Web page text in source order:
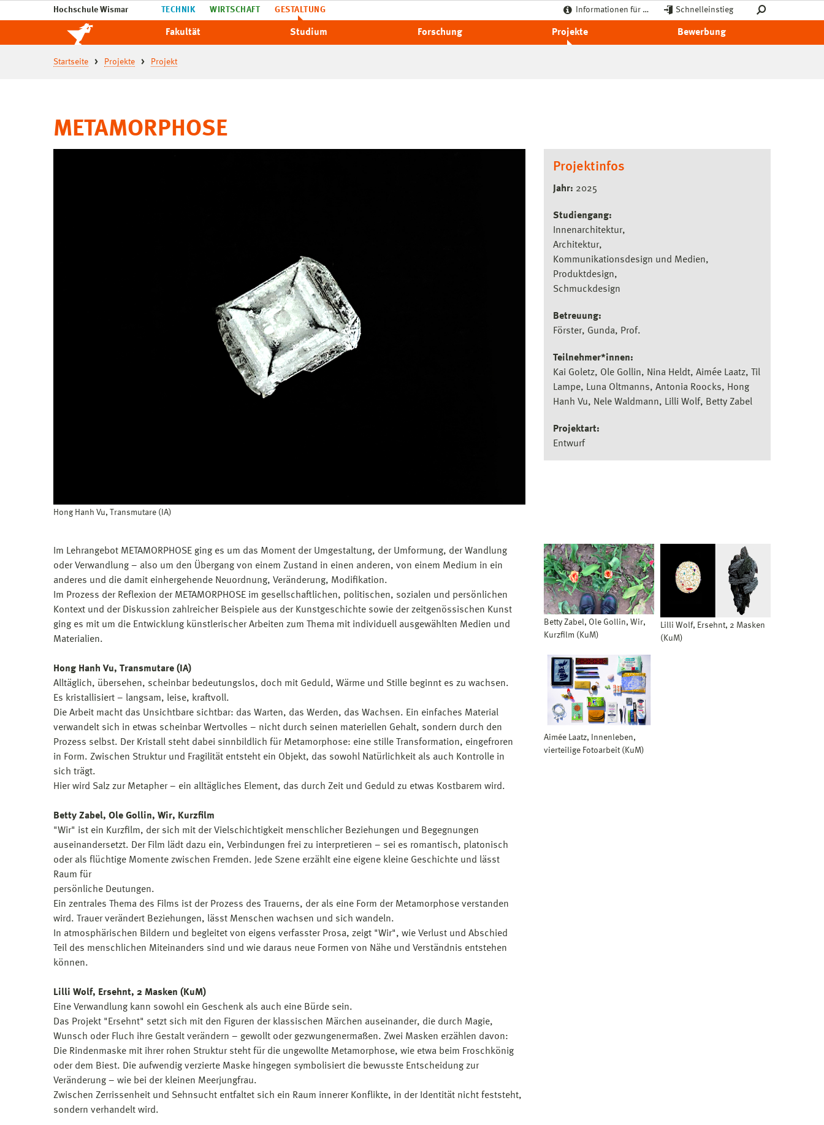
Hochschule Wismar TECHNIK WIRTSCHAFT GESTALTUNG Informationen für … Schnelleinstieg
Fakultät Studium Forschung Projekte Bewerbung
Startseite Projekte Projekt
METAMORPHOSE
Hong Hanh Vu, Transmutare (IA)
Projektinfos
Jahr: 2025
Studiengang:
Innenarchitektur
Architektur
Kommunikationsdesign und Medien
Produktdesign
Schmuckdesign
Betreuung:
Förster, Gunda, Prof.
Teilnehmer*innen:
Kai Goletz, Ole Gollin, Nina Heldt, Aimée Laatz, Til
Lampe, Luna Oltmanns, Antonia Roocks, Hong
Hanh Vu, Nele Waldmann, Lilli Wolf, Betty Zabel
Projektart:
Entwurf
Im Lehrangebot METAMORPHOSE ging es um das Moment der Umgestaltung, der Umformung, der Wandlung
oder Verwandlung – also um den Übergang von einem Zustand in einen anderen, von einem Medium in ein
anderes und die damit einhergehende Neuordnung, Veränderung, Modifikation.
Im Prozess der Reflexion der METAMORPHOSE im gesellschaftlichen, politischen, sozialen und persönlichen
Kontext und der Diskussion zahlreicher Beispiele aus der Kunstgeschichte sowie der zeitgenössischen Kunst
ging es mit um die Entwicklung künstlerischer Arbeiten zum Thema mit individuell ausgewählten Medien und
Materialien.
Hong Hanh Vu, Transmutare (IA)
Alltäglich, übersehen, scheinbar bedeutungslos, doch mit Geduld, Wärme und Stille beginnt es zu wachsen.
Es kristallisiert – langsam, leise, kraftvoll.
Die Arbeit macht das Unsichtbare sichtbar: das Warten, das Werden, das Wachsen. Ein einfaches Material
verwandelt sich in etwas scheinbar Wertvolles – nicht durch seinen materiellen Gehalt, sondern durch den
Prozess selbst. Der Kristall steht dabei sinnbildlich für Metamorphose: eine stille Transformation, eingefroren
in Form. Zwischen Struktur und Fragilität entsteht ein Objekt, das sowohl Natürlichkeit als auch Kontrolle in
sich trägt.
Hier wird Salz zur Metapher – ein alltägliches Element, das durch Zeit und Geduld zu etwas Kostbarem wird.
Betty Zabel, Ole Gollin, Wir, Kurzfilm
"Wir" ist ein Kurzfilm, der sich mit der Vielschichtigkeit menschlicher Beziehungen und Begegnungen
auseinandersetzt. Der Film lädt dazu ein, Verbindungen frei zu interpretieren – sei es romantisch, platonisch
oder als flüchtige Momente zwischen Fremden. Jede Szene erzählt eine eigene kleine Geschichte und lässt
Raum für
persönliche Deutungen.
Ein zentrales Thema des Films ist der Prozess des Trauerns, der als eine Form der Metamorphose verstanden
wird. Trauer verändert Beziehungen, lässt Menschen wachsen und sich wandeln.
In atmosphärischen Bildern und begleitet von eigens verfasster Prosa, zeigt "Wir", wie Verlust und Abschied
Teil des menschlichen Miteinanders sind und wie daraus neue Formen von Nähe und Verständnis entstehen
können.
Lilli Wolf, Ersehnt, 2 Masken (KuM)
Eine Verwandlung kann sowohl ein Geschenk als auch eine Bürde sein.
Das Projekt "Ersehnt" setzt sich mit den Figuren der klassischen Märchen auseinander, die durch Magie,
Wunsch oder Fluch ihre Gestalt verändern – gewollt oder gezwungenermaßen. Zwei Masken erzählen davon:
Die Rindenmaske mit ihrer rohen Struktur steht für die ungewollte Metamorphose, wie etwa beim Froschkönig
oder dem Biest. Die aufwendig verzierte Maske hingegen symbolisiert die bewusste Entscheidung zur
Veränderung – wie bei der kleinen Meerjungfrau.
Zwischen Zerrissenheit und Sehnsucht entfaltet sich ein Raum innerer Konflikte, in der Identität nicht feststeht,
sondern verhandelt wird.
Betty Zabel, Ole Gollin, Wir,
Kurzfilm (KuM)
Lilli Wolf, Ersehnt, 2 Masken
(KuM)
Aimée Laatz, Innenleben,
vierteilige Fotoarbeit (KuM)